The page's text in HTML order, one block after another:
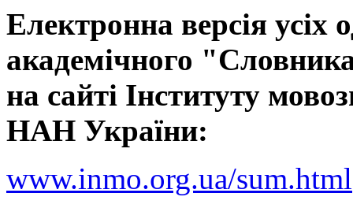
Електронна версія усіх
академічного
на сайті Інституту
НАН України:
www.inmo.org.ua/sum.html